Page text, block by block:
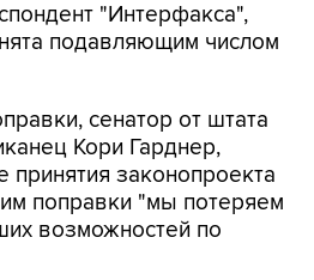
"Интерфакса",
подавляющим числом
сенатор от штата
Кори Гарднер,
принятия законопроекта
поправки "мы потеряем
возможностей по